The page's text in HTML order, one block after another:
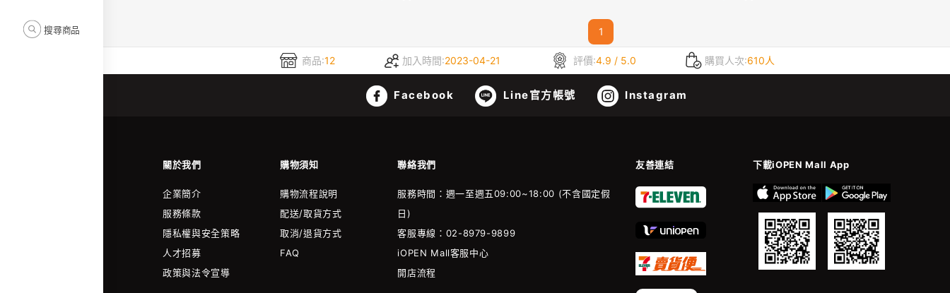
搜尋商品 1
商品:12 加入時間:2023-04-21 評價:4.9 / 5.0 購買人次:610人
Facebook Line官方帳號 Instagram
關於我們 購物須知 聯絡我們 友善連結 下載iOPEN Mall App
企業簡介
服務條款
隱私權與安全策略
人才招募
政策與法令宣導
購物流程說明
配送/取貨方式
取消/退貨方式
FAQ
服務時間：週一至週五09:00~18:00 (不含國定假
日)
客服專線：02-8979-9899
iOPEN Mall客服中心
開店流程